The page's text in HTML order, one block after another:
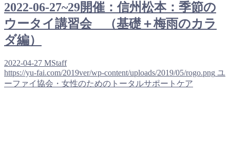
2022-06-27~29開催：信州松本：季節の
ウータイ講習会 （基礎＋梅雨のカラ
ダ編）
2022-04-27 MStaff
https://yu-fai.com/2019ver/wp-content/uploads/2019/05/rogo.png ユ
ーファイ協会・女性のためのトータルサポートケア